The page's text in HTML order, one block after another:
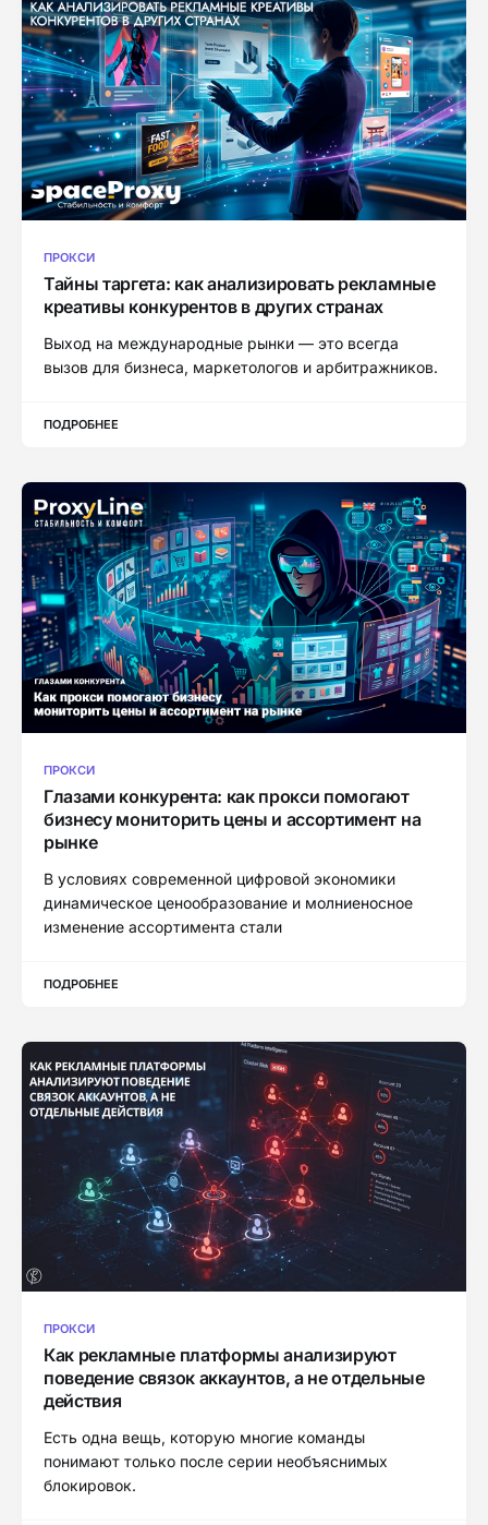
ПРОКСИ
Тайны таргета: как анализировать рекламные
креативы конкурентов в других странах
Выход на международные рынки — это всегда
вызов для бизнеса, маркетологов и арбитражников.
ПОДРОБНЕЕ
ПРОКСИ
Глазами конкурента: как прокси помогают
бизнесу мониторить цены и ассортимент на
рынке
В условиях современной цифровой экономики
динамическое ценообразование и молниеносное
изменение ассортимента стали
ПОДРОБНЕЕ
ПРОКСИ
Как рекламные платформы анализируют
поведение связок аккаунтов, а не отдельные
действия
Есть одна вещь, которую многие команды
понимают только после серии необъяснимых
блокировок.